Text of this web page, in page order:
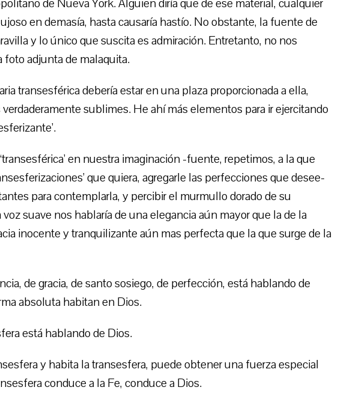
de Nueva York. Alguien diría que de ese material, cualquier
en demasía, hasta causaría hastío. No obstante, la fuente de
y lo único que suscita es admiración. Entretanto, no nos
adjunta de malaquita.
transesférica debería estar en una plaza proporcionada a ella,
sublimes. He ahí más elementos para ir ejercitando
en nuestra imaginación -fuente, repetimos, a la que
que quiera, agregarle las perfecciones que desee-
para contemplarla, y percibir el murmullo dorado de su
suave nos hablaría de una elegancia aún mayor que la de la
inocente y tranquilizante aún mas perfecta que la que surge de la
de gracia, de santo sosiego, de perfección, está hablando de
absoluta habitan en Dios.
está hablando de Dios.
y habita la transesfera, puede obtener una fuerza especial
conduce a la Fe, conduce a Dios.